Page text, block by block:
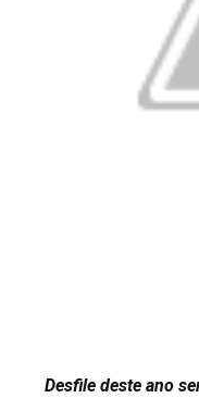
Desfile deste ano